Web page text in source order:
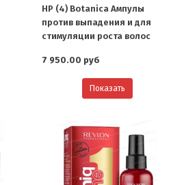
HP (4) Botanica Ампулы
против выпадения и для
стимуляции роста волос
7 950.00 руб
Показать